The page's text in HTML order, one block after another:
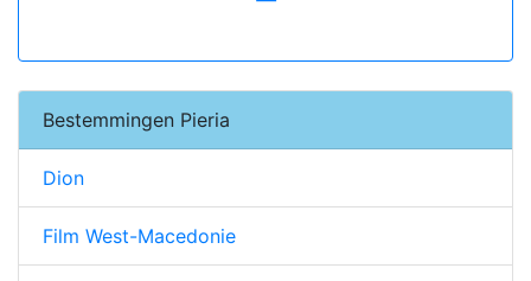
Bestemmingen Pieria
Dion
Film West-Macedonie